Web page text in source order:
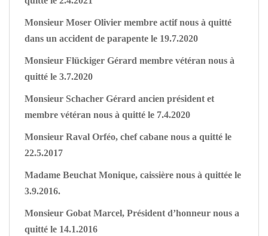
Monsieur Moser Olivier membre actif nous à quitté
dans un accident de parapente le 19.7.2020
Monsieur Flückiger Gérard membre vétéran nous à
quitté le 3.7.2020
Monsieur Schacher Gérard ancien président et
membre vétéran nous à quitté le 7.4.2020
Monsieur Raval Orféo, chef cabane nous a quitté le
22.5.2017
Madame Beuchat Monique, caissière nous à quittée le
3.9.2016.
Monsieur Gobat Marcel, Président d’honneur nous a
quitté le 14.1.2016